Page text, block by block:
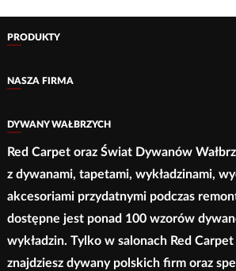
PRODUKTY
NASZA FIRMA
DYWANY WAŁBRZYCH
Red Carpet oraz Świat Dywanów
z dywanami, tapetami, wykładzinami,
akcesoriami przydatnymi podczas
dostępne jest ponad 100 wzorów
wykładzin. Tylko w salonach Red
znajdziesz dywany polskich firm oraz